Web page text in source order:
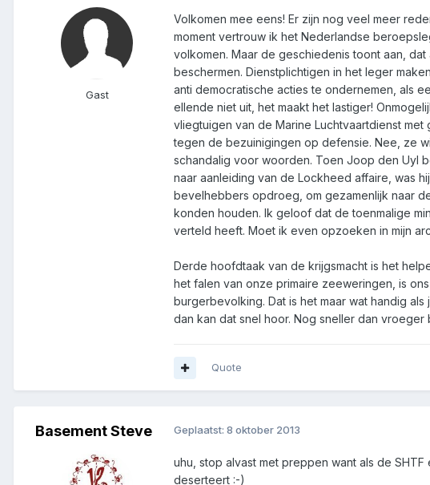
Gast
Volkomen mee eens! Er zijn nog veel meer
moment vertrouw ik het Nederlandse
volkomen. Maar de geschiedenis toont aan,
beschermen. Dienstplichtigen in het leger
anti democratische acties te ondernemen, als
ellende niet uit, het maakt het lastiger!
vliegtuigen van de Marine Luchtvaartdienst
tegen de bezuinigingen op defensie. Nee, ze
schandalig voor woorden. Toen Joop den Uyl
naar aanleiding van de Lockheed affaire, was
bevelhebbers opdroeg, om gezamenlijk naar
konden houden. Ik geloof dat de toenmalige
verteld heeft. Moet ik even opzoeken in mijn
Derde hoofdtaak van de krijgsmacht is het
het falen van onze primaire zeeweringen, is
burgerbevolking. Dat is het maar wat handig
dan kan dat snel hoor. Nog sneller dan
Quote
Basement Steve Geplaatst: 8 oktober 2013
uhu, stop alvast met preppen want als de
deserteert :-)